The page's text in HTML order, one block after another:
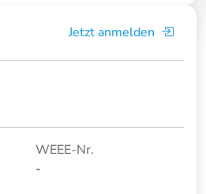
Jetzt anmelden
WEEE-Nr.
-